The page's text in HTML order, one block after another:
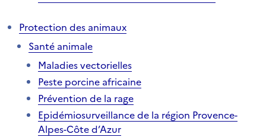
Protection des animaux
Santé animale
Maladies vectorielles
Peste porcine africaine
Prévention de la rage
Epidémiosurveillance de la région Provence-
Alpes-Côte d’Azur